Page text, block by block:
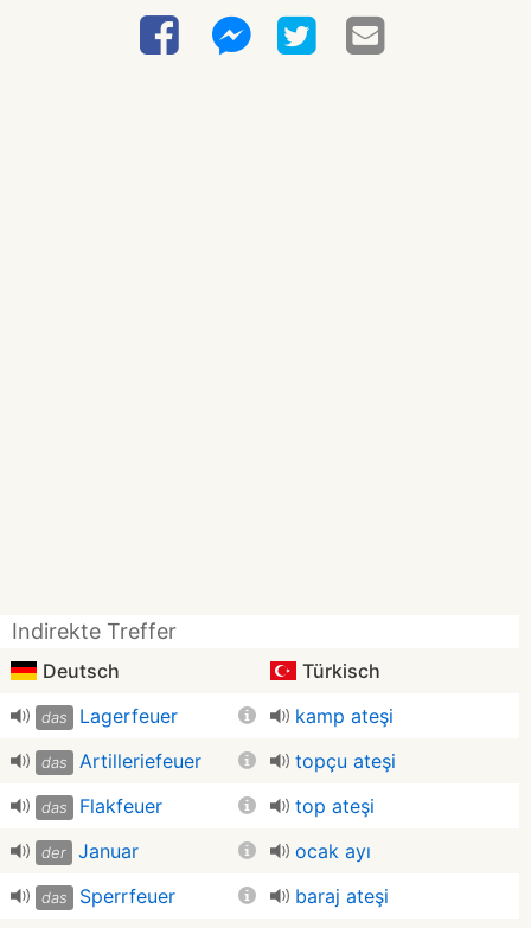
Indirekte Treffer
Deutsch Türkisch
das Lagerfeuer kamp ateşi
das Artilleriefeuer topçu ateşi
das Flakfeuer top ateşi
der Januar ocak ayı
das Sperrfeuer baraj ateşi